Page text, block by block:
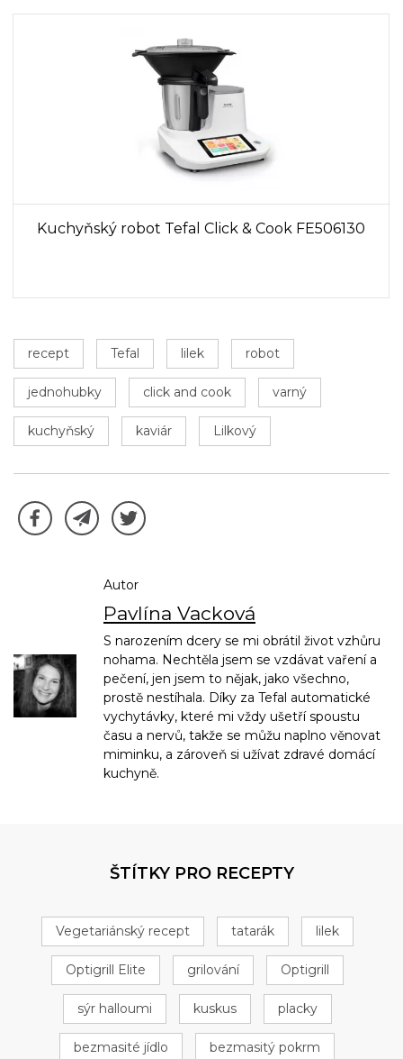
Kuchyňský robot Tefal Click & Cook FE506130
recept Tefal lilek robot
jednohubky click and cook varný
kuchyňský kaviár Lilkový
Autor
Pavlína Vacková
S narozením dcery se mi obrátil život vzhůru
nohama. Nechtěla jsem se vzdávat vaření a
pečení, jen jsem to nějak, jako všechno,
prostě nestíhala. Díky za Tefal automatické
vychytávky, které mi vždy ušetří spoustu
času a nervů, takže se můžu naplno věnovat
miminku, a zároveň si užívat zdravé domácí
kuchyně.
ŠTÍTKY PRO RECEPTY
Vegetariánský recept tatarák lilek
Optigrill Elite grilování Optigrill
sýr halloumi kuskus placky
bezmasité jídlo bezmasitý pokrm